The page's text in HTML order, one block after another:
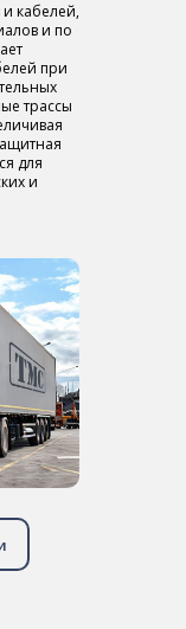
кабелей,
и по
при
трассы
для
и